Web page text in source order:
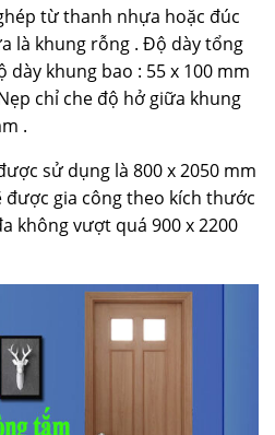
từ thanh nhựa hoặc đúc
là khung rỗng . Độ dày tổng
khung bao : 55 x 100 mm
chỉ che độ hở giữa khung
.
sử dụng là 800 x 2050 mm
được gia công theo kích thước
không vượt quá 900 x 2200